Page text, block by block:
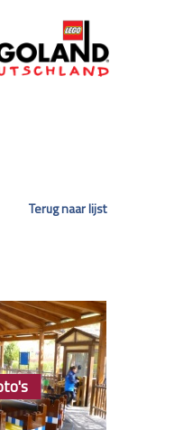
Terug naar lijst